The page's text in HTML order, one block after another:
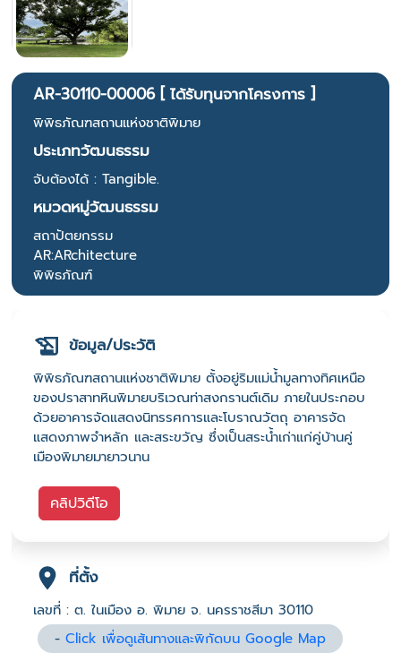
AR-30110-00006 [ ได้รับทุนจากโครงการ ]
พิพิธภัณฑสถานแห่งชาติพิมาย
ประเภทวัฒนธรรม
จับต้องได้ : Tangible.
หมวดหมู่วัฒนธรรม
สถาปัตยกรรม
AR:ARchitecture
พิพิธภัณฑ์
ข้อมูล/ประวัติ
พิพิธภัณฑสถานแห่งชาติพิมาย ตั้งอยู่ริมแม่น้ำมูลทางทิศเหนือ
ของปราสาทหินพิมายบริเวณท่าสงกรานต์เดิม ภายในประกอบ
ด้วยอาคารจัดแสดงนิทรรศการและโบราณวัตถุ อาคารจัด
แสดงภาพจำหลัก และสระขวัญ ซึ่งเป็นสระน้ำเก่าแก่คู่บ้านคู่
เมืองพิมายมายาวนาน
คลิปวิดีโอ
ที่ตั้ง
เลขที่ : ต. ในเมือง อ. พิมาย จ. นครราชสีมา 30110
-Click เพื่อดูเส้นทางและพิกัดบน Google Map